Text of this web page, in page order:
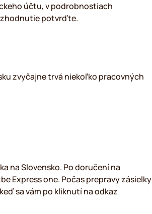
účtu, v podrobnostiach
potvrďte.
zvyčajne trvá niekoľko pracovných
na Slovensko. Po doručení na
Express one. Počas prepravy zásielky
sa vám po kliknutí na odkaz